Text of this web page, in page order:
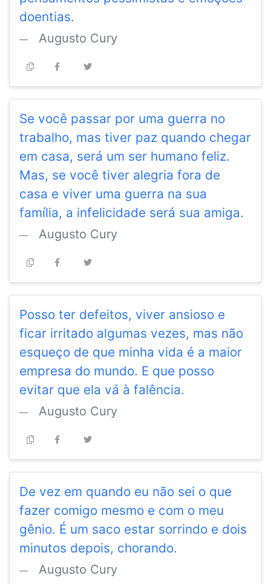
doentias.
Augusto Cury
Se você passar por uma guerra no
trabalho, mas tiver paz quando chegar
em casa, será um ser humano feliz.
Mas, se você tiver alegria fora de
casa e viver uma guerra na sua
família, a infelicidade será sua amiga.
Augusto Cury
Posso ter defeitos, viver ansioso e
ficar irritado algumas vezes, mas não
esqueço de que minha vida é a maior
empresa do mundo. E que posso
evitar que ela vá à falência.
Augusto Cury
De vez em quando eu não sei o que
fazer comigo mesmo e com o meu
gênio. É um saco estar sorrindo e dois
minutos depois, chorando.
Augusto Cury